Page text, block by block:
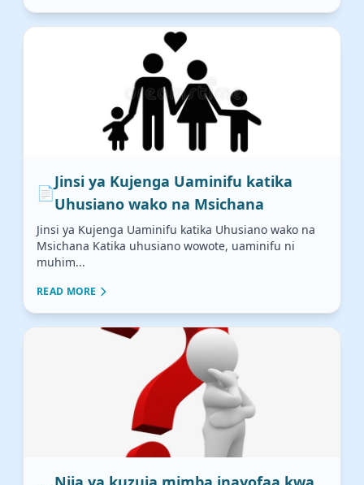
📄
Jinsi ya Kujenga Uaminifu katika
Uhusiano wako na Msichana
Jinsi ya Kujenga Uaminifu katika Uhusiano wako na
Msichana Katika uhusiano wowote, uaminifu ni
muhim...
READ MORE